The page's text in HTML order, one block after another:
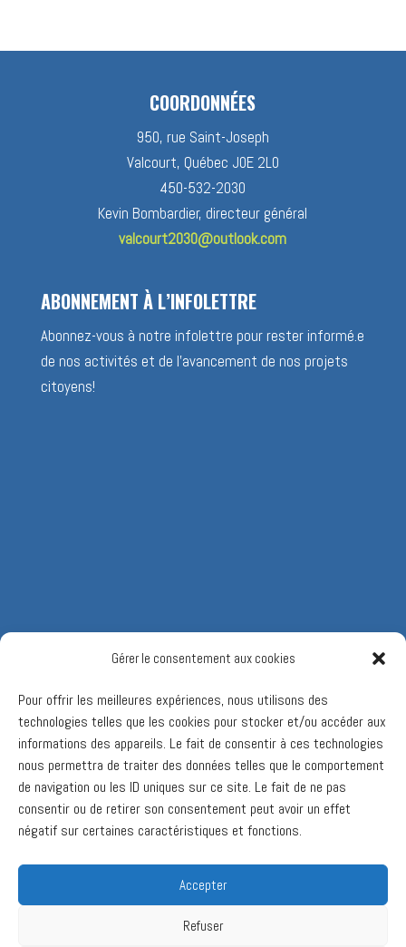
Gérer le consentement aux cookies
Pour offrir les meilleures expériences, nous utilisons des
technologies telles que les cookies pour stocker et/ou accéder aux
informations des appareils. Le fait de consentir à ces technologies
nous permettra de traiter des données telles que le comportement
de navigation ou les ID uniques sur ce site. Le fait de ne pas
consentir ou de retirer son consentement peut avoir un effet
négatif sur certaines caractéristiques et fonctions.
Accepter
Refuser
COORDONNÉES
950, rue Saint-Joseph
Valcourt, Québec J0E 2L0
450-532-2030
Kevin Bombardier, directeur général
valcourt2030@outlook.com
ABONNEMENT À L’INFOLETTRE
Abonnez-vous à notre infolettre pour rester informé.e
de nos activités et de l’avancement de nos projets
citoyens!